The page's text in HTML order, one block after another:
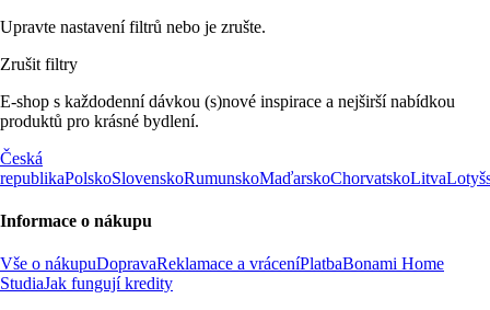
Upravte nastavení filtrů nebo je zrušte.
Zrušit filtry
E-shop s každodenní dávkou (s)nové inspirace a nejširší nabídkou
produktů pro krásné bydlení.
Česká
republikaPolskoSlovenskoRumunskoMaďarskoChorvatskoLitva
Informace o nákupu
Vše o nákupuDopravaReklamace a vráceníPlatbaBonami Home
StudiaJak fungují kredity